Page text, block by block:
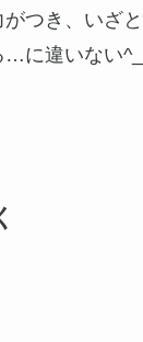
つき、いざ
…に違いない